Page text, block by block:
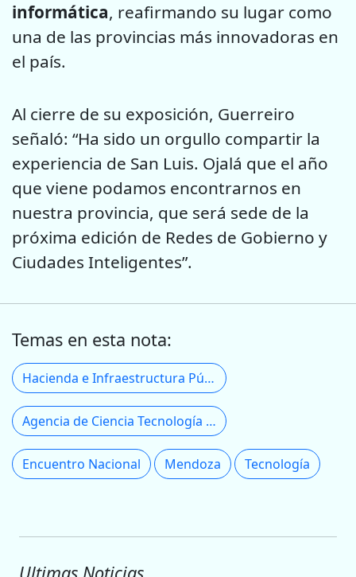
informática, reafirmando su lugar como
una de las provincias más innovadoras en
el país.
Al cierre de su exposición, Guerreiro
señaló: “Ha sido un orgullo compartir la
experiencia de San Luis. Ojalá que el año
que viene podamos encontrarnos en
nuestra provincia, que será sede de la
próxima edición de Redes de Gobierno y
Ciudades Inteligentes”.
Temas en esta nota:
Hacienda e Infraestructura Pública
Agencia de Ciencia Tecnología y Sociedad
Encuentro Nacional Mendoza Tecnología